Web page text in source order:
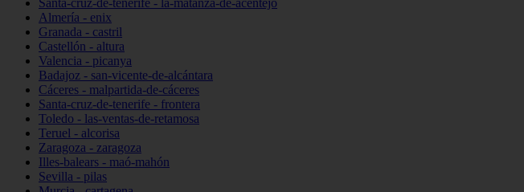
Santa-cruz-de-tenerife - la-matanza-de-acentejo
Almería - enix
Granada - castril
Castellón - altura
Valencia - picanya
Badajoz - san-vicente-de-alcántara
Cáceres - malpartida-de-cáceres
Santa-cruz-de-tenerife - frontera
Toledo - las-ventas-de-retamosa
Teruel - alcorisa
Zaragoza - zaragoza
Illes-balears - maó-mahón
Sevilla - pilas